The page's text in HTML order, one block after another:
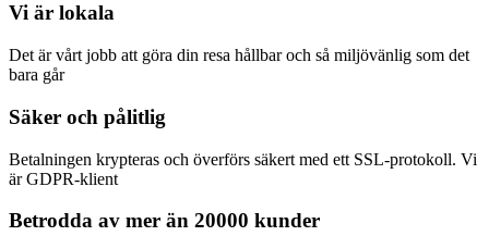
Vi är lokala
Det är vårt jobb att göra din resa hållbar och så miljövänlig som det
bara går
Säker och pålitlig
Betalningen krypteras och överförs säkert med ett SSL-protokoll. Vi
är GDPR-klient
Betrodda av mer än 20000 kunder